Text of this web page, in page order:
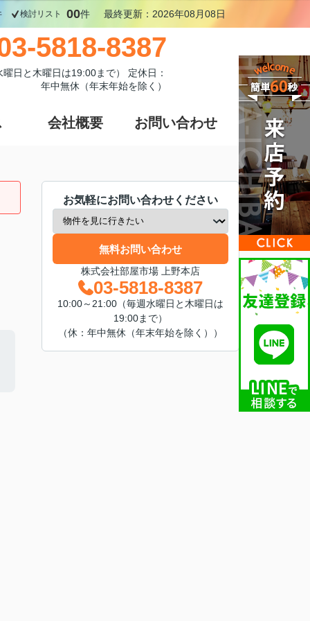
検討リスト 00件 最終更新：2026年08月08日
5818-8387
日と木曜日は19:00まで） 定休日：
年中無休（年末年始を除く）
会社概要 お問い合わせ
お気軽にお問い合わせください
無料お問い合わせ
株式会社部屋市場 上野本店
03-5818-8387
10:00～21:00（毎週水曜日と木曜日は
19:00まで）
（休：年中無休（年末年始を除く））